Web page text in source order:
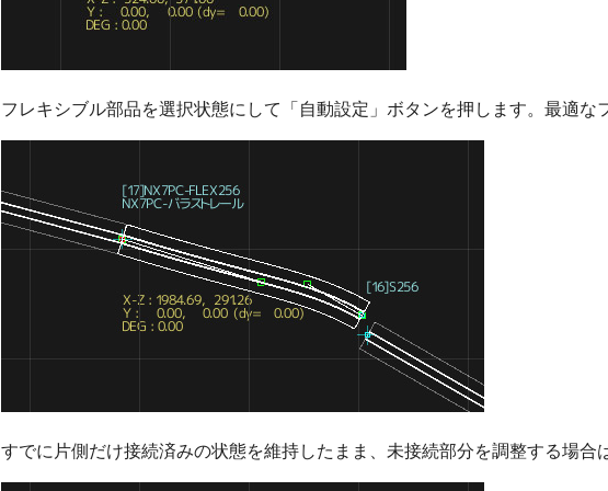
フレキシブル部品を選択状態にして「自動設定」ボタンを押します。最適な
すでに片側だけ接続済みの状態を維持したまま、未接続部分を調整する場合